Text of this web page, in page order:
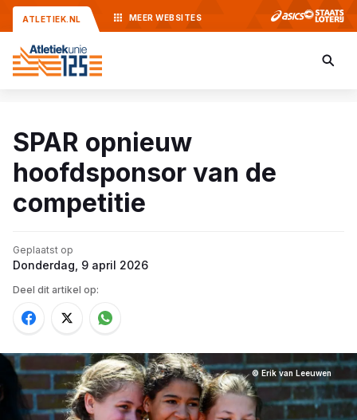
ATLETIEK.NL MEER WEBSITES
SPAR opnieuw
hoofdsponsor van de
competitie
Geplaatst op
Donderdag, 9 april 2026
Deel dit artikel op:
© Erik van Leeuwen